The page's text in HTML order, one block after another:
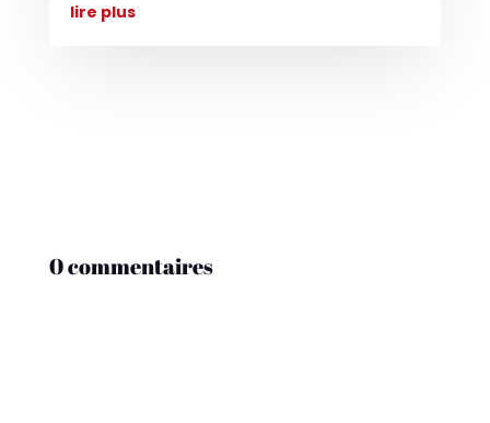
lire plus
0 commentaires